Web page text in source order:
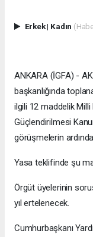
Erkek| Kadın
ANKARA (İGFA) -
başkanlığında
ilgili 12 maddelik
Güçlendirilmesi
görüşmelerin
Yasa teklifinde şu
Örgüt üyelerinin
yıl ertelenecek.
Cumhurbaşkanı